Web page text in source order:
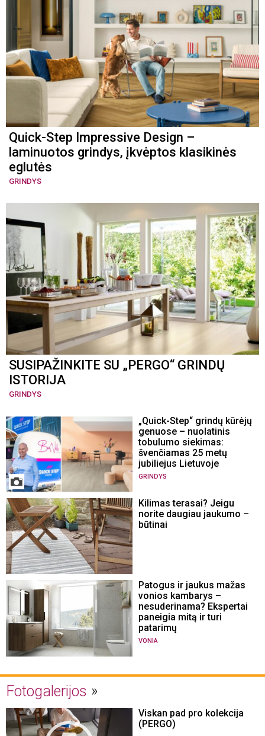
Quick-Step Impressive Design –
laminuotos grindys, įkvėptos klasikinės
eglutės
GRINDYS
SUSIPAŽINKITE SU „PERGO“ GRINDŲ
ISTORIJA
GRINDYS
„Quick-Step“ grindų kūrėjų
genuose – nuolatinis
tobulumo siekimas:
švenčiamas 25 metų
jubiliejus Lietuvoje
GRINDYS
Kilimas terasai? Jeigu
norite daugiau jaukumo –
būtinai
Patogus ir jaukus mažas
vonios kambarys –
nesuderinama? Ekspertai
paneigia mitą ir turi
patarimų
VONIA
Fotogalerijos
Viskan pad pro kolekcija
(PERGO)